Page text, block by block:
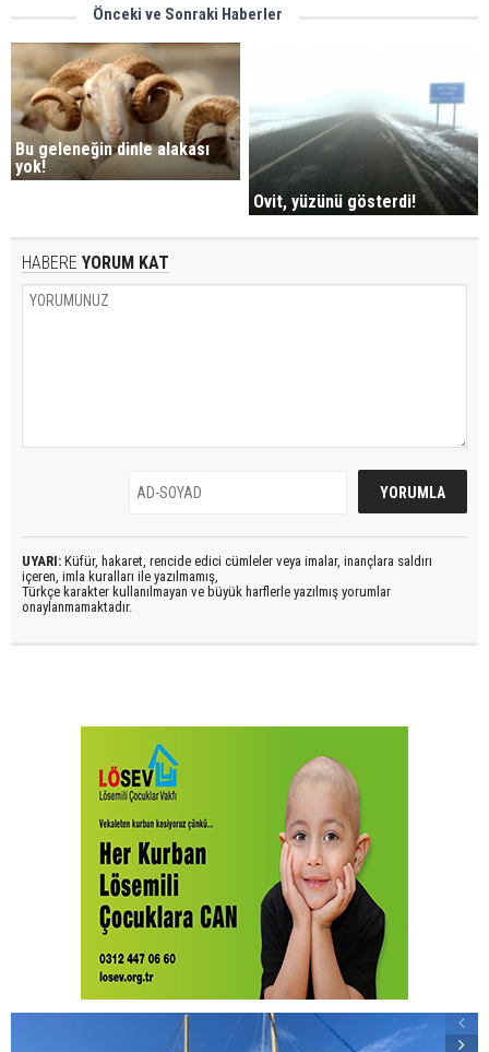
Önceki ve Sonraki Haberler
Bu geleneğin dinle alakası
yok!
Ovit, yüzünü gösterdi!
HABERE YORUM KAT
UYARI: Küfür, hakaret, rencide edici cümleler veya imalar, inançlara saldırı
içeren, imla kuralları ile yazılmamış,
Türkçe karakter kullanılmayan ve büyük harflerle yazılmış yorumlar
onaylanmamaktadır.